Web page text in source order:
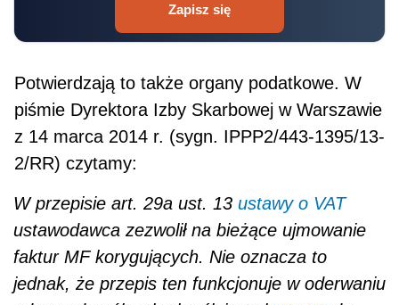
Zapisz się
Potwierdzają to także organy podatkowe. W
piśmie Dyrektora Izby Skarbowej w Warszawie
z 14 marca 2014 r. (sygn. IPPP2/443-1395/13-
2/RR) czytamy:
W przepisie art. 29a ust. 13 ustawy o VAT
ustawodawca zezwolił na bieżące ujmowanie
faktur MF korygujących. Nie oznacza to
jednak, że przepis ten funkcjonuje w oderwaniu